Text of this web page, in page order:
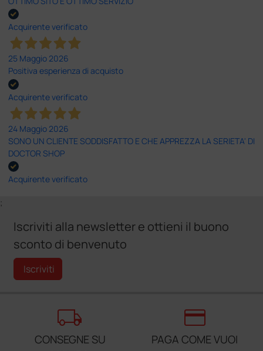
Acquirente verificato
25 Maggio 2026
Positiva esperienza di acquisto
Acquirente verificato
24 Maggio 2026
SONO UN CLIENTE SODDISFATTO E CHE APPREZZA LA SERIETA' DI
DOCTOR SHOP
Acquirente verificato
;
Iscriviti alla newsletter e ottieni il buono
sconto di benvenuto
Iscriviti
local_shipping
CONSEGNE SU
credit_card
PAGA COME VUOI